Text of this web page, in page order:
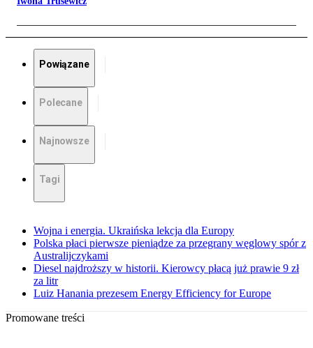
Powiązane
Polecane
Najnowsze
Tagi
Wojna i energia. Ukraińska lekcja dla Europy
Polska płaci pierwsze pieniądze za przegrany węglowy spór z
Australijczykami
Diesel najdroższy w historii. Kierowcy płacą już prawie 9 zł
za litr
Luiz Hanania prezesem Energy Efficiency for Europe
Promowane treści